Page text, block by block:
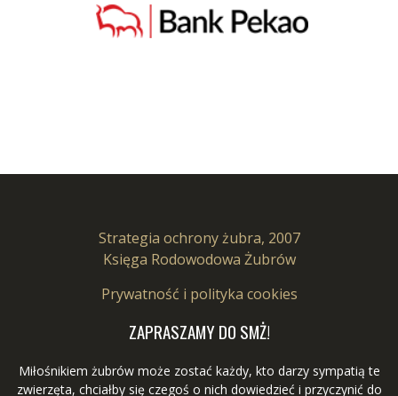
Strategia ochrony żubra, 2007
Księga Rodowodowa Żubrów
Prywatność i polityka cookies
ZAPRASZAMY DO SMŻ!
Miłośnikiem żubrów może zostać każdy, kto darzy sympatią te
zwierzęta, chciałby się czegoś o nich dowiedzieć i przyczynić do